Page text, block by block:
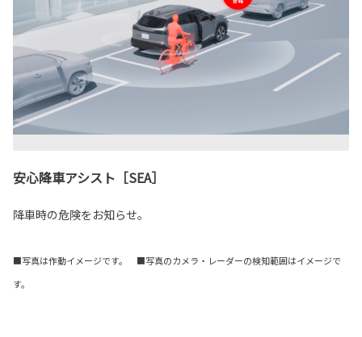
安心降車アシスト［SEA］
降車時の危険をお知らせ。
■写真は作動イメージです。 ■写真のカメラ・レーダーの検知範囲はイメージで
す。